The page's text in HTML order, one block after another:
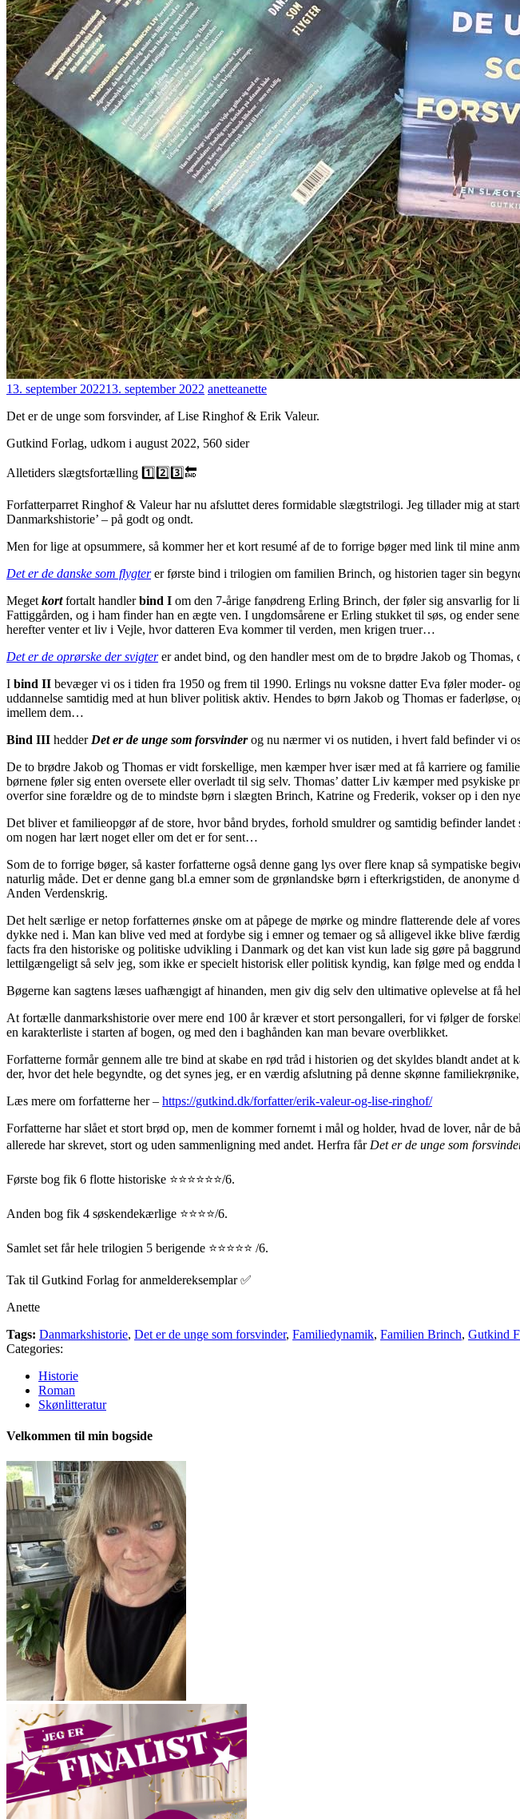
13. september 202213. september 2022 anetteanette
Det er de unge som forsvinder, af Lise Ringhof & Erik Valeur.
Gutkind Forlag, udkom i august 2022, 560 sider
Alletiders slægtsfortælling 1️⃣2️⃣3️⃣🔚
Forfatterparret Ringhof & Valeur har nu afsluttet deres formidable slægtstrilogi. Jeg tillader mig at
Danmarkshistorie’ – på godt og ondt.
Men for lige at opsummere, så kommer her et kort resumé af de to forrige bøger med link til mine
Det er de danske som flygterer første bind i trilogien om familien Brinch, og historien tager sin
Meget kortfortalt handlerbind I om den 7-årige fanødreng Erling Brinch, der føler sig ansvarlig for
Fattiggården, og i ham finder han en ægte ven. I ungdomsårene er Erling stukket til søs, og ender
herefter venter et liv i Vejle, hvor datteren Eva kommer til verden, men krigen truer…
Det er de oprørske der svigterer andet bind, og den handler mest om de to brødre Jakob og
I bind II bevæger vi os i tiden fra 1950 og frem til 1990. Erlings nu voksne datter Eva føler moder-
uddannelse samtidig med at hun bliver politisk aktiv. Hendes to børn Jakob og Thomas er
imellem dem…
Bind III hedder Det er de unge som forsvinderog nu nærmer vi os nutiden, i hvert fald befinder vi
De to brødre Jakob og Thomas er vidt forskellige, men kæmper hver især med at få karriere og
børnene føler sig enten oversete eller overladt til sig selv. Thomas’ datter Liv kæmper med psykiske
overfor sine forældre og de to mindste børn i slægten Brinch, Katrine og Frederik, vokser op i den
Det bliver et familieopgør af de store, hvor bånd brydes, forhold smuldrer og samtidig befinder
om nogen har lært noget eller om det er for sent…
Som de to forrige bøger, så kaster forfatterne også denne gang lys over flere knap så sympatiske
naturlig måde. Det er denne gang bl.a emner som de grønlandske børn i efterkrigstiden, de
Anden Verdenskrig.
Det helt særlige er netop forfatternes ønske om at påpege de mørke og mindre flatterende dele af
dykke ned i. Man kan blive ved med at fordybe sig i emner og temaer og så alligevel ikke blive
facts fra den historiske og politiske udvikling i Danmark og det kan vist kun lade sig gøre på
lettilgængeligt så selv jeg, som ikke er specielt historisk eller politisk kyndig, kan følge med og endda
Bøgerne kan sagtens læses uafhængigt af hinanden, men giv dig selv den ultimative oplevelse at få
At fortælle danmarkshistorie over mere end 100 år kræver et stort persongalleri, for vi følger de
en karakterliste i starten af bogen, og med den i baghånden kan man bevare overblikket.
Forfatterne formår gennem alle tre bind at skabe en rød tråd i historien og det skyldes blandt andet
der, hvor det hele begyndte, og det synes jeg, er en værdig afslutning på denne skønne
Læs mere om forfatterne her – https://gutkind.dk/forfatter/erik-valeur-og-lise-ringhof/
Forfatterne har slået et stort brød op, men de kommer fornemt i mål og holder, hvad de lover, når
allerede har skrevet, stort og uden sammenligning med andet. Herfra får Det er de unge som
Første bog fik 6 flotte historiske ⭐⭐⭐⭐⭐⭐/6.
Anden bog fik 4 søskendekærlige ⭐⭐⭐⭐/6.
Samlet set får hele trilogien 5 berigende ⭐️⭐️⭐️⭐️⭐️ /6.
Tak til Gutkind Forlag for anmeldereksemplar ✅
Anette
Tags: Danmarkshistorie, Det er de unge som forsvinder, Familiedynamik, Familien Brinch, Gutkind
Categories:
Historie
Roman
Skønlitteratur
Velkommen til min bogside